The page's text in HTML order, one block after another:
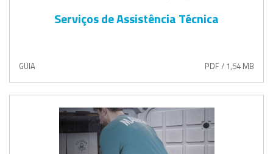
Serviços de Assistência Técnica
GUIA PDF / 1,54 MB